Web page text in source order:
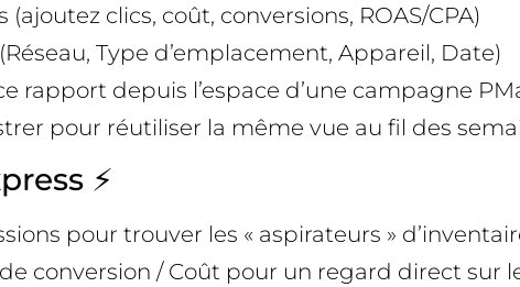
clics, coût, conversions, ROAS/CPA)
Type d’emplacement, Appareil, Date)
rapport depuis l’espace d’une campagne
pour réutiliser la même vue au fil des
⚡
pour trouver les « aspirateurs »
conversion / Coût pour un regard direct sur